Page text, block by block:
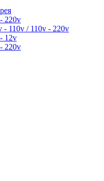
220v
- 110v / 110v - 220v
12v
220v